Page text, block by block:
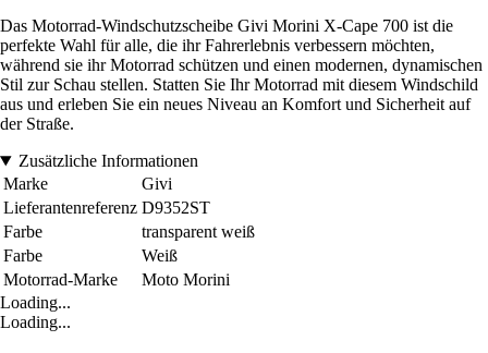
Das Motorrad-Windschutzscheibe Givi Morini X-Cape 700 ist die
perfekte Wahl für alle, die ihr Fahrerlebnis verbessern möchten,
während sie ihr Motorrad schützen und einen modernen, dynamischen
Stil zur Schau stellen. Statten Sie Ihr Motorrad mit diesem Windschild
aus und erleben Sie ein neues Niveau an Komfort und Sicherheit auf
der Straße.
Zusätzliche Informationen
Marke
Givi
Lieferantenreferenz D9352ST
Farbe
transparent weiß
Farbe
Weiß
Motorrad-Marke
Moto Morini
Loading...
Loading...